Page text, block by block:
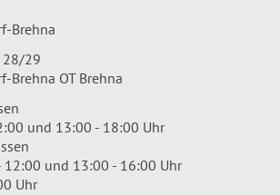
Brehna
28/29
Brehna OT Brehna
und 13:00 - 18:00 Uhr
12:00 und 13:00 - 16:00 Uhr
Uhr